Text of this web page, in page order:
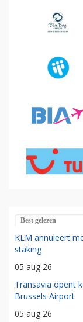
Best gelezen
KLM annuleert
staking
05 aug 26
Transavia opent
Brussels Airport
05 aug 26